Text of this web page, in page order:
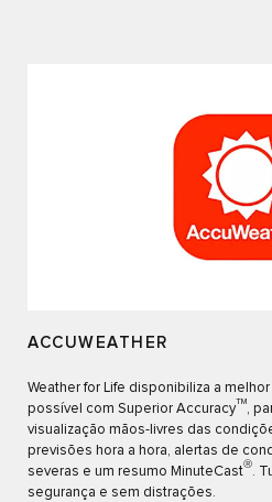
ACCUWEATHER
Weather for Life disponibiliza a
possível com Superior AccuracyTM,
visualização mãos-livres das
previsões hora a hora, alertas de
severas e um resumo MinuteCastⓇ.
segurança e sem distrações.